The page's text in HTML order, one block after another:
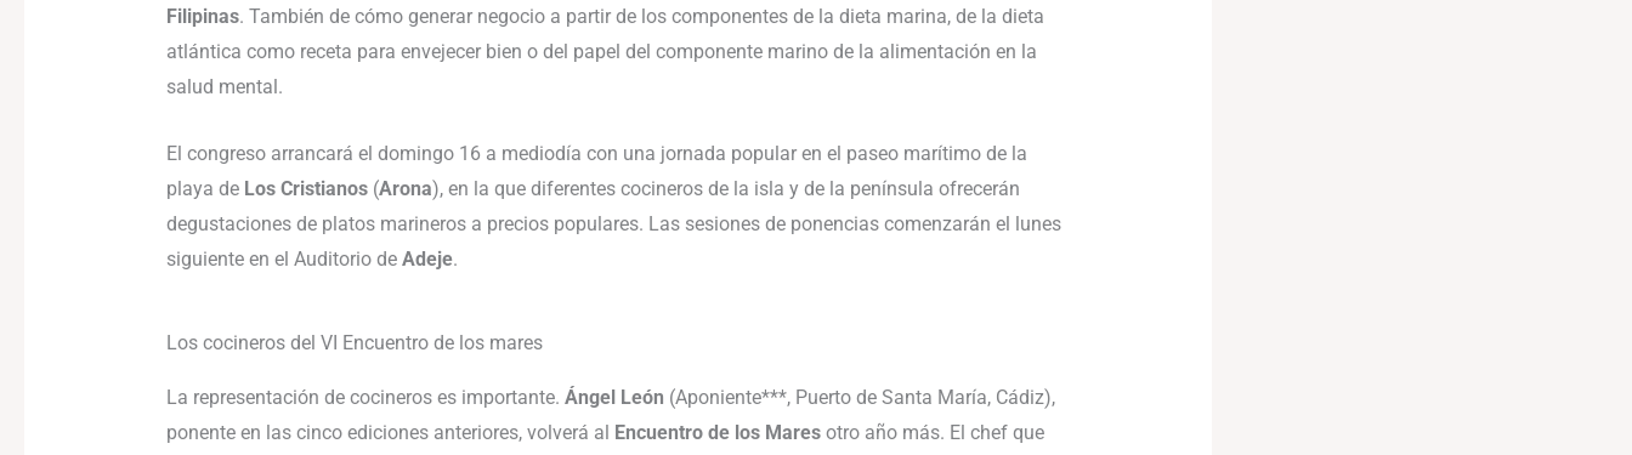
Filipinas. También de cómo generar negocio a partir de los componentes de la dieta marina, de la dieta
atlántica como receta para envejecer bien o del papel del componente marino de la alimentación en la
salud mental.
El congreso arrancará el domingo 16 a mediodía con una jornada popular en el paseo marítimo de la
playa de Los Cristianos(Arona), en la que diferentes cocineros de la isla y de la península ofrecerán
degustaciones de platos marineros a precios populares. Las sesiones de ponencias comenzarán el lunes
siguiente en el Auditorio de Adeje.
Los cocineros del VI Encuentro de los mares
La representación de cocineros es importante. Ángel León (Aponiente***, Puerto de Santa María, Cádiz),
ponente en las cinco ediciones anteriores, volverá al
Encuentro de los Maresotro año más. El chef que